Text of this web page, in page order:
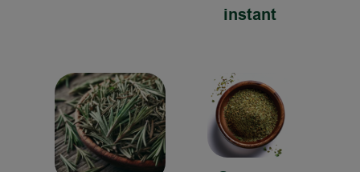
instant